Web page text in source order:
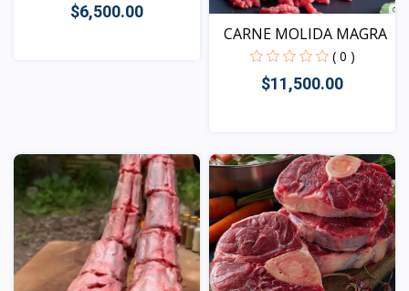
$6,500.00
CARNE MOLIDA MAGRA
( 0 )
$11,500.00
Vista